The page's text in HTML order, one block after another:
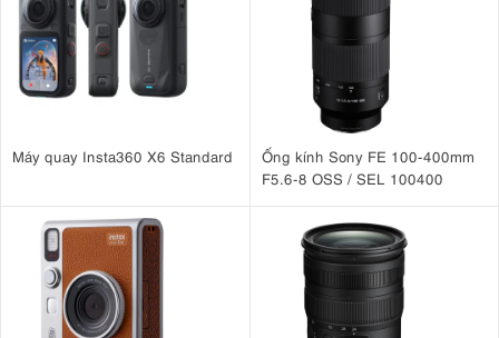
Video 8K và 4K 60fps với cấu hình màu chuyên nghiệp
Màn hình 4 trục linh hoạt tuyệt vời
Kính ngắm điện tử lớn, độ phân giải cao
Thân máy chắc chắn, chống chịu thời tiết
Kích thước tệp lớn
Không có GPS tích hợp
Giá cao
4. Sony A7R V: Đánh Giá Toàn Diện
4.1. Chất lượng hình ảnh vượt trội
Máy quay Insta360 X6 Standard
Ống kính Sony FE 100-400mm
F5.6-8 OSS / SEL 100400